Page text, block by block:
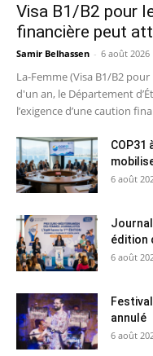
Visa B1/B2 pour
financière peut
Samir Belhassen - 6 août 2026
La-Femme (Visa B1/B2
d'un an, le Département
l’exigence d’une caution
COP31
6 août
édition
6 août
annulé
6 août